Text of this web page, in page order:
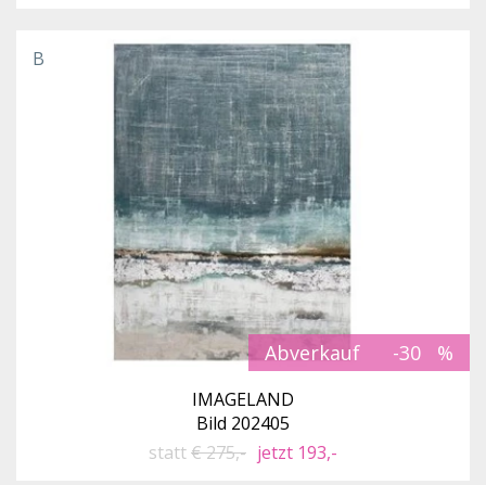
Abverkauf -30
B
IMAGELAND
Bild 202405
statt€ 275,- jetzt 193,-